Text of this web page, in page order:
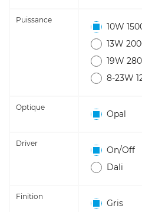
Puissance
10W
13W
19W
8-23W
Optique
Opal
Driver
On/Off
Dali
Finition
Gris